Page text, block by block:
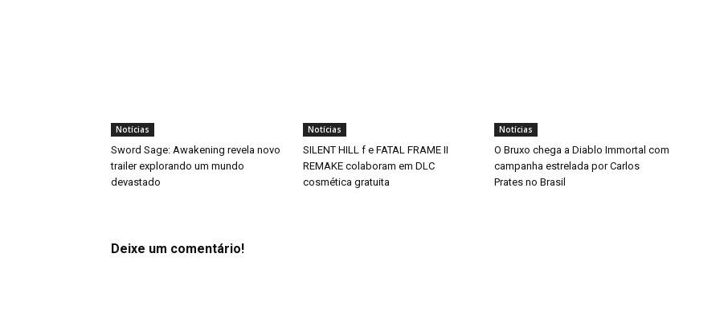
Notícias
Sword Sage: Awakening revela novo
trailer explorando um mundo
devastado
Notícias
SILENT HILL f e FATAL FRAME II
REMAKE colaboram em DLC
cosmética gratuita
Notícias
O Bruxo chega a Diablo Immortal com
campanha estrelada por Carlos
Prates no Brasil
Deixe um comentário!